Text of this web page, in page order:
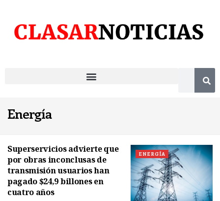
Energía
ENERGÍA
Superservicios advierte que
por obras inconclusas de
transmisión usuarios han
pagado $24,9 billones en
cuatro años